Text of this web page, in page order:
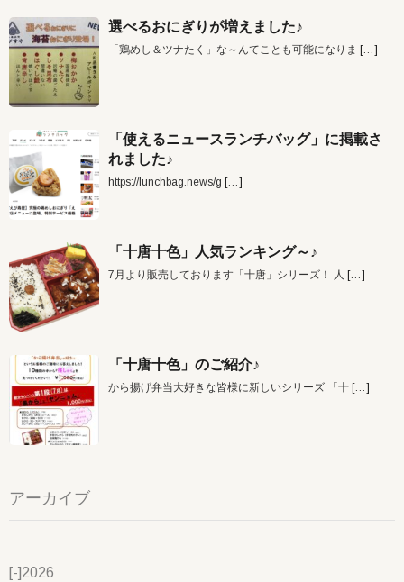
選べるおにぎりが増えました♪
「鶏めし＆ツナたく」な～んてことも可能になりま […]
「使えるニュースランチバッグ」に掲載さ
れました♪
https://lunchbag.news/g […]
「十唐十色」人気ランキング～♪
7月より販売しております「十唐」シリーズ！ 人 […]
「十唐十色」のご紹介♪
から揚げ弁当大好きな皆様に新しいシリーズ 「十 […]
アーカイブ
[-]2026